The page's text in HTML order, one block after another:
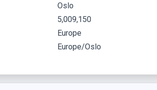
Oslo
5,009,150
Europe
Europe/Oslo